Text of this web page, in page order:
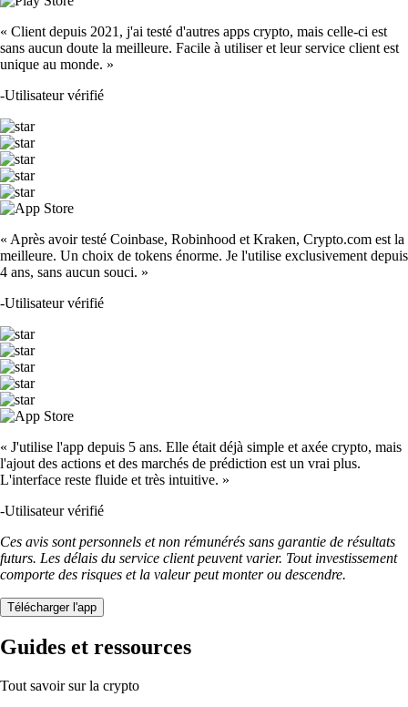
« Client depuis 2021, j'ai testé d'autres apps crypto, mais celle-ci est
sans aucun doute la meilleure. Facile à utiliser et leur service client est
unique au monde. »
-Utilisateur vérifié
« Après avoir testé Coinbase, Robinhood et Kraken, Crypto.com est la
meilleure. Un choix de tokens énorme. Je l'utilise exclusivement depuis
4 ans, sans aucun souci. »
-Utilisateur vérifié
« J'utilise l'app depuis 5 ans. Elle était déjà simple et axée crypto, mais
l'ajout des actions et des marchés de prédiction est un vrai plus.
L'interface reste fluide et très intuitive. »
-Utilisateur vérifié
Ces avis sont personnels et non rémunérés sans garantie de résultats
futurs. Les délais du service client peuvent varier. Tout investissement
comporte des risques et la valeur peut monter ou descendre.
Télécharger l'app
Guides et ressources
Tout savoir sur la crypto